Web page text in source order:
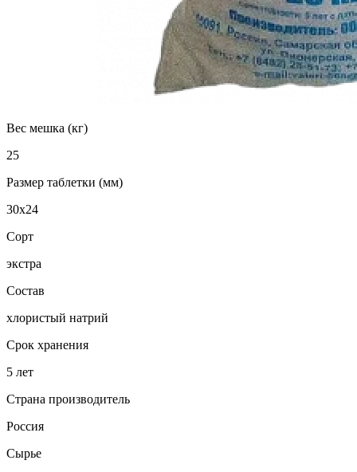
Вес мешка (кг)
25
Размер таблетки (мм)
30х24
Сорт
экстра
Состав
хлористый натрий
Срок хранения
5 лет
Страна производитель
Россия
Сырье